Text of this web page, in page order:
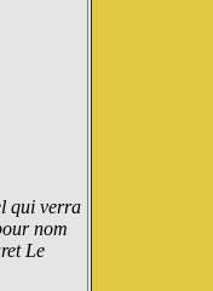
qui verra
nom
Le